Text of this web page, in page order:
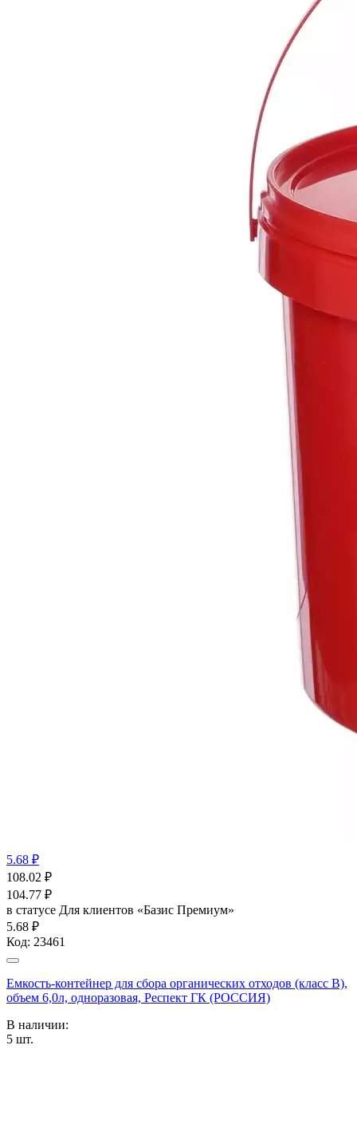
5.68 ₽
108.02 ₽
104.77 ₽
в статусе Для клиентов «Базис Премиум»
5.68 ₽
Код: 23461
Емкость-контейнер для сбора органических отходов (класс В),
объем 6,0л, одноразовая, Респект ГК (РОССИЯ)
В наличии:
5 шт.